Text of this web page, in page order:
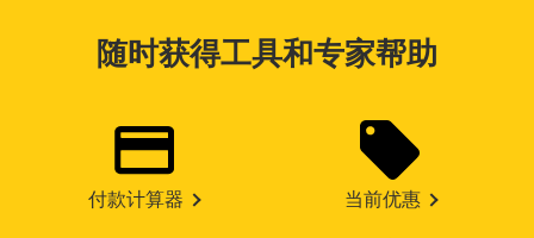
随时获得工具和专家帮助
付款计算器 当前优惠